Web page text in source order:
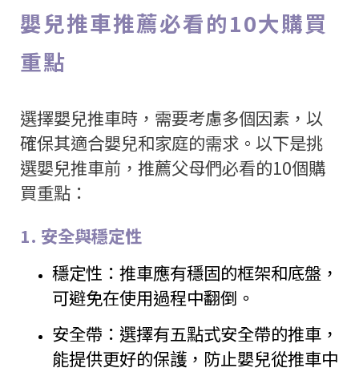
嬰兒推車推薦必看的10大購買
重點
選擇嬰兒推車時，需要考慮多個因素，以
確保其適合嬰兒和家庭的需求。以下是挑
選嬰兒推車前，推薦父母們必看的10個購
買重點：
1. 安全與穩定性
穩定性：推車應有穩固的框架和底盤，
可避免在使用過程中翻倒。
安全帶：選擇有五點式安全帶的推車，
能提供更好的保護，防止嬰兒從推車中